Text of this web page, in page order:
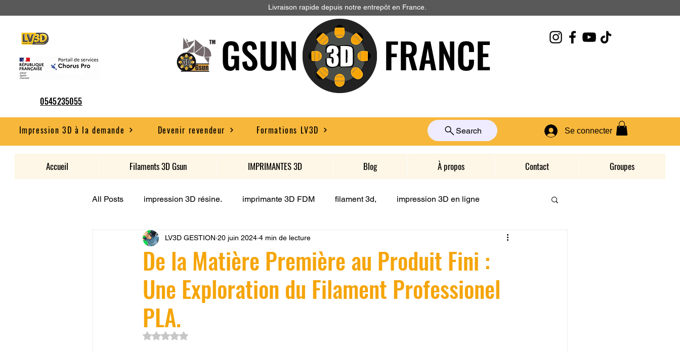
Livraison rapide depuis notre entrepôt en France.
0545235055
GSUN FRANCE
Impression 3D à la demande Devenir revendeur Formations LV3D Se connecter
Search
Accueil Filaments 3D Gsun IMPRIMANTES 3D Blog À propos Contact Groupes
All Posts impression 3D résine. imprimante 3D FDM filament 3d, impression 3D en ligne
CONCESSION LV3D JEU LV3D Formation
SCANNER 3D Formation à l'impression 3D CPF impression 3D à la demande Formation 3D en ligne.
filament 3D
De la Matière Première au Produit Fini :
Une Exploration du Filament Professionel
PLA.
LV3D GESTION 20 juin 2024 4 min de lecture
Noté NaN étoiles sur 5.